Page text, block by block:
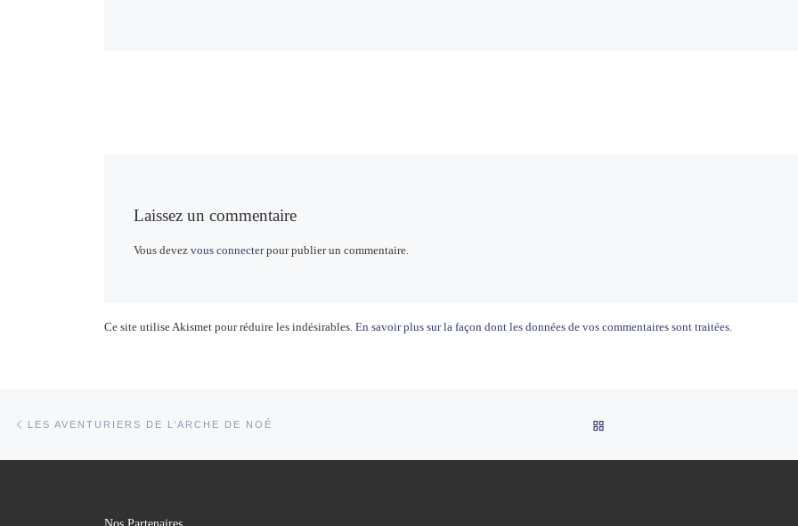
Laissez un commentaire
Vous devez vous connecterpour publier un commentaire.
Ce site utilise Akismet pour réduire les indésirables. En savoir plus sur la façon dont les données de vos commentaires sont traitées.
Parcourir les articles
LES AVENTURIERS DE L’ARCHE DE NOÉ